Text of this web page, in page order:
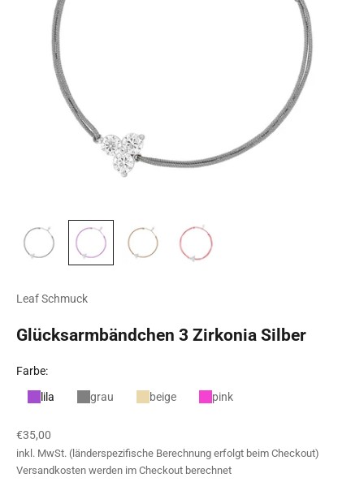
Leaf Schmuck
Glücksarmbändchen 3 Zirkonia Silber
Farbe:
lila
grau beige pink
Angebot
€35,00
inkl. MwSt. (länderspezifische Berechnung erfolgt beim Checkout)
Versandkosten werden im Checkout berechnet